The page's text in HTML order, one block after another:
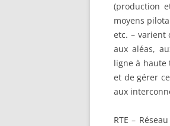
(production
moyens
etc. – varient
aux aléas,
ligne à haute
et de gérer
aux
RTE –